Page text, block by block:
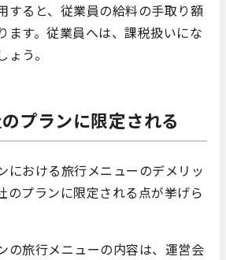
すると、従業員の給料の手取り額
ます。従業員へは、課税扱いにな
う。
プランに限定される
における旅行メニューのデメリッ
のプランに限定される点が挙げら
の旅行メニューの内容は、運営会